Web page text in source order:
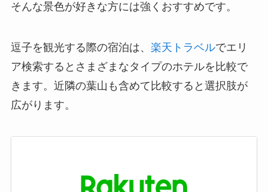
そんな景色が好きな方には強くおすすめです。
逗子を観光する際の宿泊は、 楽天トラベルでエリ
ア検索するとさまざまなタイプのホテルを比較で
きます。近隣の葉山も含めて比較すると選択肢が
広がります。